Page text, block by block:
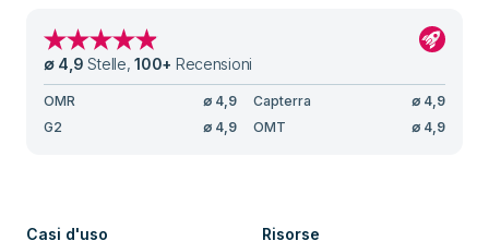
∅ 4,9 Stelle,100+ Recensioni
OMR ∅ 4,9 Capterra ∅ 4,9
G2
∅ 4,9 OMT ∅ 4,9
Casi d'uso Risorse